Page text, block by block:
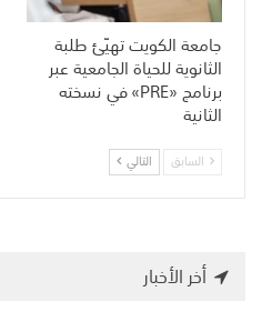
جامعة الكويت تهيّئ طلبة
الثانوية للحياة الجامعية عبر
برنامج «PRE» في نسخته
الثانية
السابق التالي
أخر الأخبار